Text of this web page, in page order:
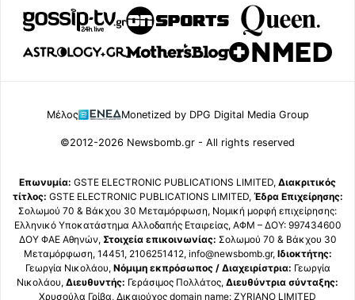
Μέλος Monetized by DPG Digital Media Group
©2012-2026 Newsbomb.gr - All rights reserved
Επωνυμία: GSTE ELECTRONIC PUBLICATIONS LIMITED, Διακριτικός
τίτλος: GSTE ELECTRONIC PUBLICATIONS LIMITED, Έδρα Επιχείρησης:
Σολωμού 70 & Βάκχου 30 Μεταμόρφωση, Νομική μορφή επιχείρησης:
Ελληνικό Υποκατάστημα Αλλοδαπής Εταιρείας, ΑΦΜ – ΔΟΥ: 997434600
ΔΟΥ ΦΑΕ Αθηνών, Στοιχεία επικοινωνίας: Σολωμού 70 & Βάκχου 30
Μεταμόρφωση, 14451, 2106251412, info@newsbomb.gr, Ιδιοκτήτης:
Γεωργία Νικολάου, Νόμιμη εκπρόσωπος / Διαχειρίστρια: Γεωργία
Νικολάου, Διευθυντής: Γεράσιμος Πολλάτος, Διευθύντρια σύνταξης:
Χρυσούλα Γρίβα, Δικαιούχος domain name: ZYRIANO LIMITED